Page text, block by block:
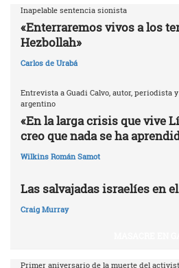
Inapelable sentencia sionista
«Enterraremos vivos a los
Hezbollah»
Carlos de Urabá
Entrevista a Guadi Calvo, autor, periodista
argentino
«En la larga crisis que vive
creo que nada se ha
Wilkins Román Samot
Las salvajadas israelíes en
Craig Murray
Primer aniversario de la muerte del